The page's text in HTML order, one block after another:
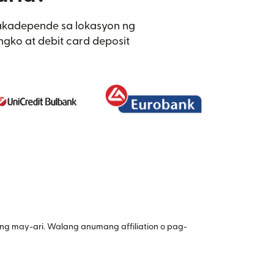
sa lokasyon ng
at debit card deposit
may-ari. Walang anumang affiliation o pag-